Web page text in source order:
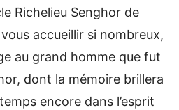
Richelieu Senghor de
accueillir si nombreux,
au grand homme que fut
dont la mémoire brillera
encore dans l’esprit